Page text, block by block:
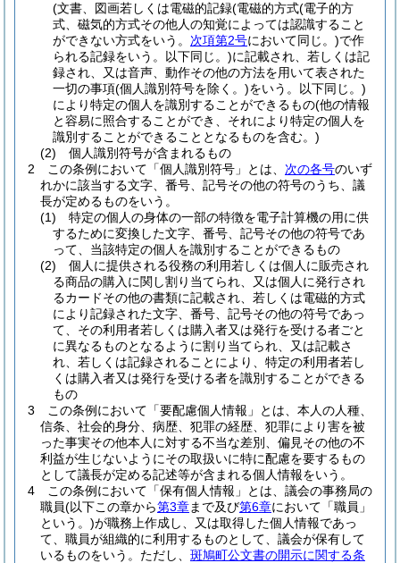
(文書、図画若しくは電磁的記録(電磁的方式(電子的方
式、磁気的方式その他人の知覚によっては認識すること
ができない方式をいう。 次項第2号において同じ。)で作
られる記録をいう。以下同じ。)に記載され、若しくは記
録され、又は音声、動作その他の方法を用いて表された
一切の事項(個人識別符号を除く。)をいう。以下同じ。)
により特定の個人を識別することができるもの(他の情報
と容易に照合することができ、それにより特定の個人を
識別することができることとなるものを含む。)
(2)
個人識別符号が含まれるもの
2
この条例において「個人識別符号」とは、 次の各号のいず
れかに該当する文字、番号、記号その他の符号のうち、議
長が定めるものをいう。
(1)
特定の個人の身体の一部の特徴を電子計算機の用に供
するために変換した文字、番号、記号その他の符号であ
って、当該特定の個人を識別することができるもの
(2)
個人に提供される役務の利用若しくは個人に販売され
る商品の購入に関し割り当てられ、又は個人に発行され
るカードその他の書類に記載され、若しくは電磁的方式
により記録された文字、番号、記号その他の符号であっ
て、その利用者若しくは購入者又は発行を受ける者ごと
に異なるものとなるように割り当てられ、又は記載さ
れ、若しくは記録されることにより、特定の利用者若し
くは購入者又は発行を受ける者を識別することができる
もの
3
この条例において「要配慮個人情報」とは、本人の人種、
信条、社会的身分、病歴、犯罪の経歴、犯罪により害を被
った事実その他本人に対する不当な差別、偏見その他の不
利益が生じないようにその取扱いに特に配慮を要するもの
として議長が定める記述等が含まれる個人情報をいう。
4
この条例において「保有個人情報」とは、議会の事務局の
職員(以下この章から第3章まで及び第6章において「職員」
という。)が職務上作成し、又は取得した個人情報であっ
て、職員が組織的に利用するものとして、議会が保有して
いるものをいう。 ただし、 斑鳩町公文書の開示に関する条